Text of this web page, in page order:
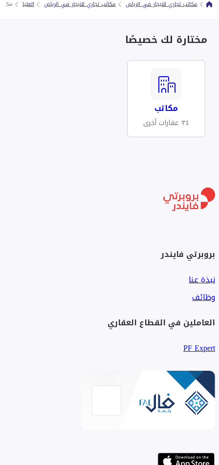
مكاتب تجاري للايجار في الرياض مكاتب تجاري للايجار في الرياض العليا
مختارة لك خصيصًا
مكاتب
٣٤ عقارات أخرى
بروبرتي فايندر
نبذة عنا
وظائف
العاملين في القطاع العقاري
PF Expert